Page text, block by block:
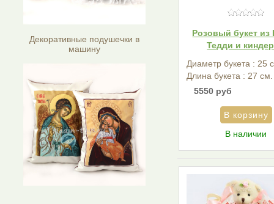
Декоративные подушечки в
машину
Розовый букет из
Тедди и
Диаметр букета : 25
Длина букета : 27 см.
5550 руб
В наличии